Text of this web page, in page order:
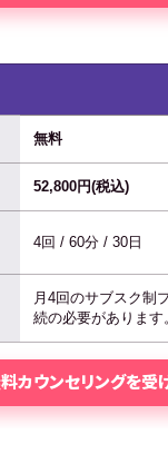
無料
52,800円(税込)
4回 / 60分 / 30日
月4回のサブスク制
続の必要があります
カウンセリングを受